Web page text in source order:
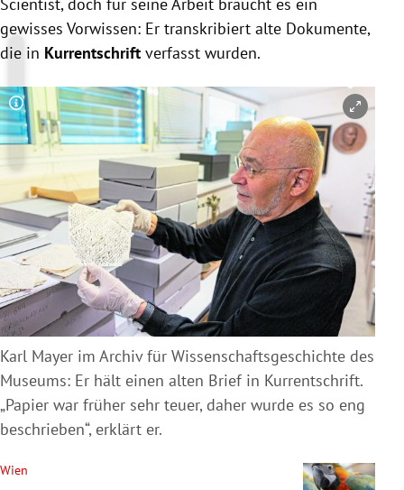
gewisses Vorwissen: Er transkribiert alte Dokumente,
die in Kurrentschrift verfasst wurden.
Copyright-Hinweis öffnen/schließen
Karl Mayer im Archiv für Wissenschaftsgeschichte des
Museums: Er hält einen alten Brief in Kurrentschrift.
„Papier war früher sehr teuer, daher wurde es so eng
beschrieben“, erklärt er.
Wien